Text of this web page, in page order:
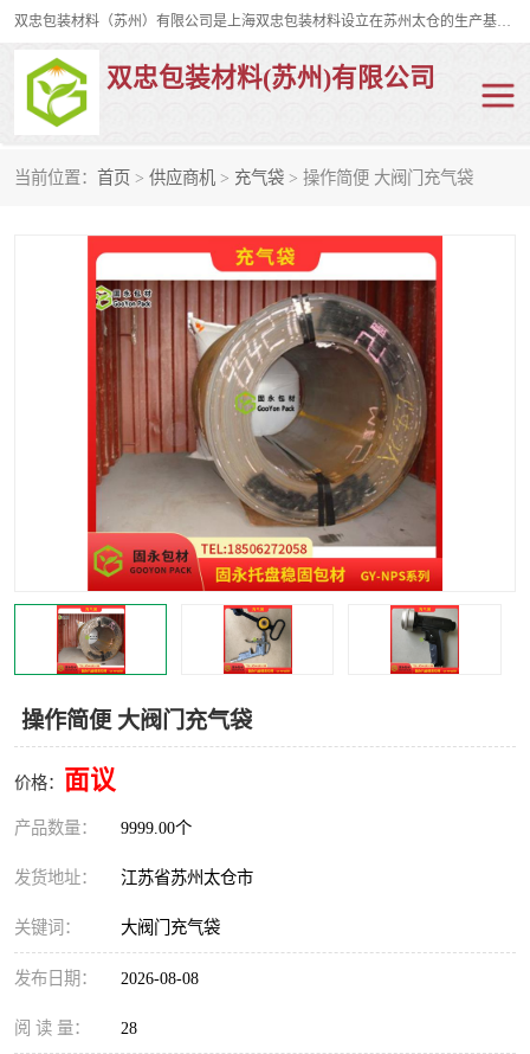
双忠包装材料（苏州）有限公司是上海双忠包装材料设立在苏州太仓的生产基地，占地约2万平米，产品主要有打孔缠绕膜，拉伸蜂窝纸，集装箱充气袋，滑托板，打包带，裹包网兜，防滑纸等箱体和托盘的运输和保护性包材。固永包材®，GooYon Pack®，是我们保护性包装材料的专属品牌。
双忠包装材料(苏州)有限公司
当前位置： 首页 > 供应商机 > 充气袋 > 操作简便 大阀门充气袋
操作简便 大阀门充气袋
价格： 面议
产品数量： 9999.00个
发货地址： 江苏省苏州太仓市
关键词： 大阀门充气袋
发布日期： 2026-08-08
阅 读 量： 28
裹包网兜 纤维打包带
充气袋
缠绕膜
托盘裹包网兜
托盘捆绑带